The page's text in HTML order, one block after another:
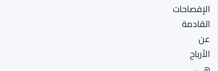
الإفصاحات
القادمة
عن
الأرباح